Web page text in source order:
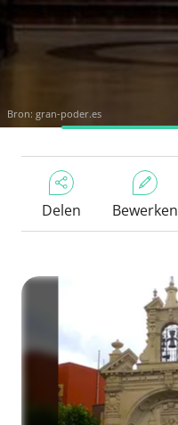
Bron: gran-poder.es
Delen Bewerken